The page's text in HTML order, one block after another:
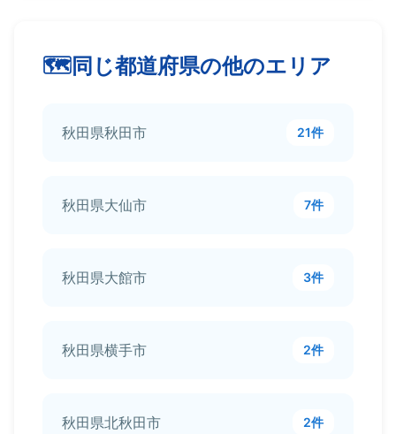
同じ都道府県の他のエリア
秋田県秋田市 21件
秋田県大仙市 7件
秋田県大館市 3件
秋田県横手市 2件
秋田県北秋田市 2件